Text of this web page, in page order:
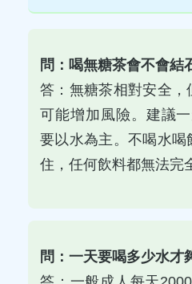
問：喝無糖茶會不會結
答：無糖茶相對安全
可能增加風險。建議
要以水為主。不喝水
住，任何飲料都無法完
問：一天要喝多少水才